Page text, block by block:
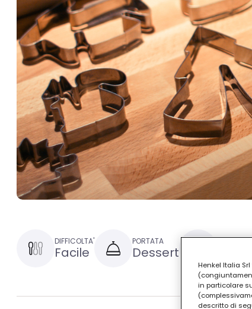
DIFFICOLTA'
Facile
PORTATA
Dessert
TEMPO DI
Henkel Italia
in particolare
descritto di